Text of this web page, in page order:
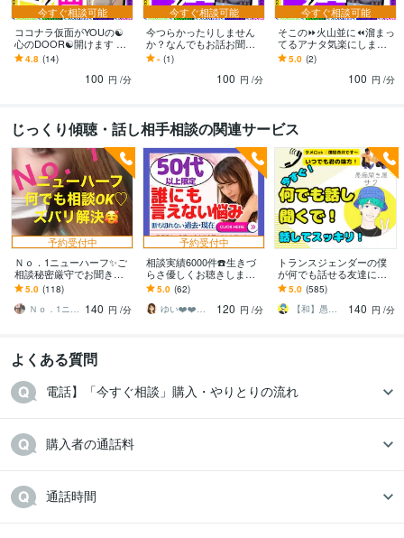
縮毛矯正施術:10年ヘアーカット施術:10年ボディーペイティング:10年
ヘアーアップ施術:10年
得意分野
悩み相談・カウンセリング 悩み、恋愛、話し、愚痴、何でもどうぞ 話し
関係の悩み相談 対人関係の悩み相談
悩み相談・カウンセリング 恋愛相談・アドバイス 恋愛相談・アドバイス
恋愛相談・アドバイス
恋愛相談・アドバイス 仕事・職場・キャリアの悩
み相談 仕事・職場・キャリアの悩み相談 仕事・職場・キャリアの悩み相
談 心の悩み 心の悩み 心の悩み
学歴
ココナラフリーランス研究中学校 2024年3月 ~ 現在
ココナラフリーランス研究高校 2024年3月 ~ 現在
ココナラフリーランス研究専門学校 2024年3月 ~ 現在
ココナラフリーランス研究大学 2024年3月 ~ 現在
ココナラフリーランス研究大学
ココナラフリーランス研究大学
ココナラフリーランス研究大学 2024年3月 ~ 現在
今すぐ相談可能
ココナラ仮面がYOUの☯️
心のDOOR☯️開けます 一
人の時誰かと話したい❇️ま
わりに流される⚠️ダイエ
4.8 (14)
100 円 /分
今すぐ相談可能
今つらかったりしません
か？なんでもお話お聞き
します 愚痴、悩み、心の
モヤモヤ、恋愛、人間関
係等☆あなたの避難所に
- (1)
100 円 /分
今すぐ相談可能
そこの⏩火山並に⏪溜まっ
てるアナタ気楽にします
指名率No.1現役スタイリ
スト✅私の話聞いて✅普通
5.0 (2)
100 円 /分
じっくり傾聴・話し相手相談の関連サービス
予約受付中
Ｎｏ．1ニューハーフ✨ご
相談秘密厳守でお聞きし
ます 1分から♡大歓迎よお
♡Ｎｏ．1ニューハーフが
ズバリ言うわよ✨
5.0 (118)
Ｎｏ．1ニューハーフとお話ししましょ♥ 140 円 /分
予約受付中
相談実績6000件☎️生きづ
らさ優しくお聴きします
夫婦・親子問題／将来の
不安／鬱／不倫／孤独／
介護／何でもOK
5.0 (62)
ゆい❤️❤️癒しの心友
120 円 /分
トランスジェンダーの僕
が何でも話せる友達にな
ります 愚痴聞き屋の僕に
気を遣わず好きなだけ話
してスッキリしてな〜✨
5.0 (585)
【和】愚痴聞き屋さく
140 円 /分
よくある質問
電話】「今すぐ相談」購入・やりとりの流れ
購入者の通話料
通話時間